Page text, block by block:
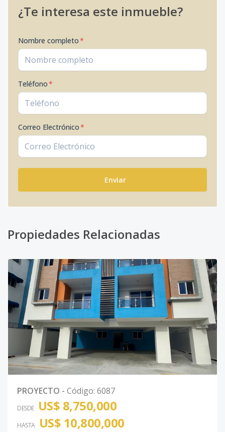
¿Te interesa este inmueble?
Nombre completo*
Teléfono*
Correo Electrónico*
Enviar
Propiedades Relacionadas
PROYECTO - Código: 6087
DESDE US$ 8,750,000
HASTA US$ 10,800,000